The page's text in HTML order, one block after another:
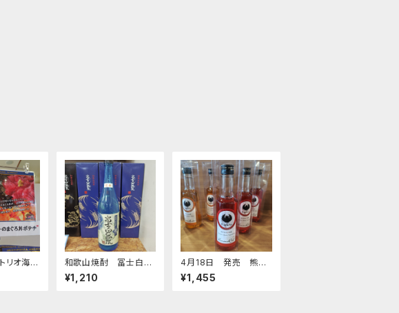
リオ海
ぐろ丼
老ポテ
和歌山焼酎 冨士白無
限（麦）
¥1,210
4月18日 発売 熊野
レッド300ml
¥1,455